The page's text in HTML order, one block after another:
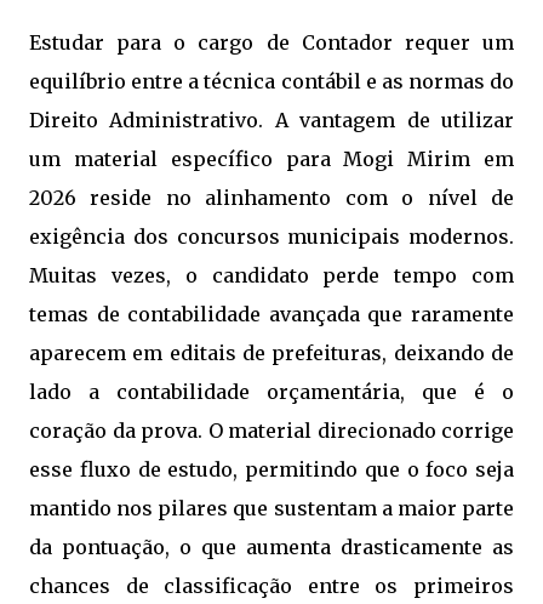
Estudar para o cargo de Contador requer um
equilíbrio entre a técnica contábil e as normas do
Direito Administrativo. A vantagem de utilizar
um material específico para Mogi Mirim em
2026 reside no alinhamento com o nível de
exigência dos concursos municipais modernos.
Muitas vezes, o candidato perde tempo com
temas de contabilidade avançada que raramente
aparecem em editais de prefeituras, deixando de
lado a contabilidade orçamentária, que é o
coração da prova. O material direcionado corrige
esse fluxo de estudo, permitindo que o foco seja
mantido nos pilares que sustentam a maior parte
da pontuação, o que aumenta drasticamente as
chances de classificação entre os primeiros